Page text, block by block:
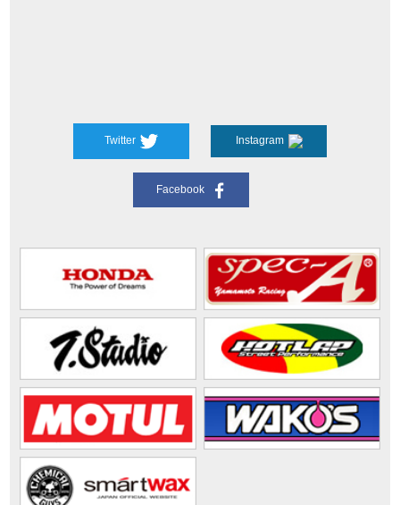
Twitter Instagram
Facebook